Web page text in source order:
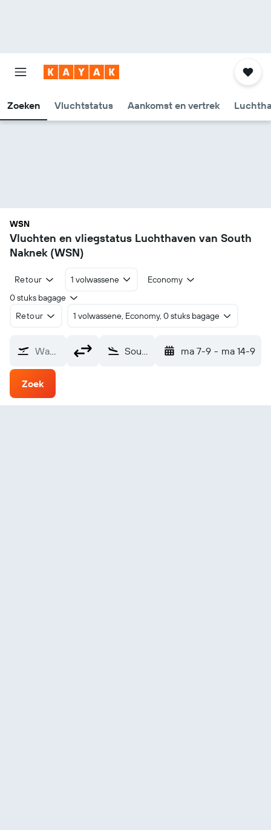
Zoeken Vluchtstatus Aankomst en vertrek
WSN
Vluchten en vliegstatus Luchthaven van South
Naknek (WSN)
Retour 1 volwassene
Economy
0 stuks bagage
Retour
1 volwassene, Economy, 0 stuks bagage
Waarvandaan? South Naknek (WSN) ma 7-9 - ma 14-9
Zoek